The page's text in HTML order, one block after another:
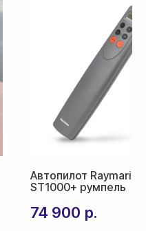
Автопилот Raymarine
ST1000+ румпель
74 900 р.